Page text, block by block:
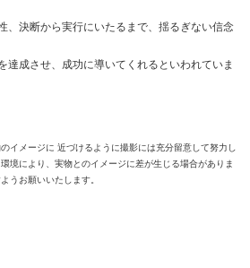
、決断から実行にいたるまで、揺るぎない信念
達成させ、成功に導いてくれるといわれていま
イメージに 近づけるように撮影には充分留意して努力し
境により、実物とのイメージに差が生じる場合がありま
うお願いいたします。